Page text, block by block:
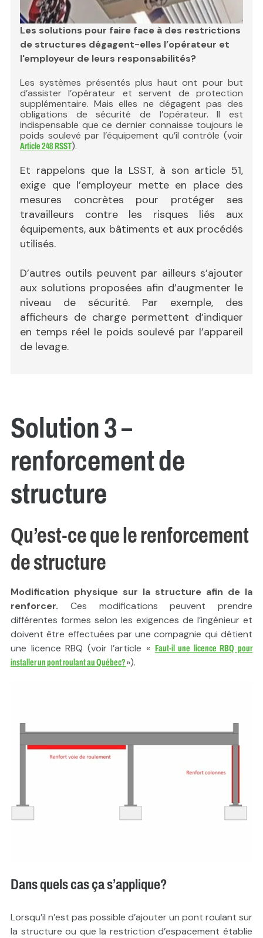
Les solutions pour faire face à des restrictions
de structures dégagent-elles l’opérateur et
l'employeur de leurs responsabilités?
Les systèmes présentés plus haut ont pour but
d’assister l’opérateur et servent de protection
supplémentaire. Mais elles ne dégagent pas des
obligations de sécurité de l’opérateur. Il est
indispensable que ce dernier connaisse toujours le
poids soulevé par l’équipement qu’il contrôle (voir
Article 248 RSST).
Et rappelons que la LSST, à son article 51,
exige que l’employeur mette en place des
mesures concrètes pour protéger ses
travailleurs contre les risques liés aux
équipements, aux bâtiments et aux procédés
utilisés.
D’autres outils peuvent par ailleurs s’ajouter
aux solutions proposées afin d’augmenter le
niveau de sécurité. Par exemple, des
afficheurs de charge permettent d’indiquer
en temps réel le poids soulevé par l’appareil
de levage.
Solution 3 –
renforcement de
structure
Qu’est-ce que le renforcement
de structure
Modification physique sur la structure afin de la
renforcer. Ces modifications peuvent prendre
différentes formes selon les exigences de l’ingénieur et
doivent être effectuées par une compagnie qui détient
une licence RBQ (voir l’article « Faut-il une licence RBQ pour
installer un pont roulant au Québec?»).
Dans quels cas ça s’applique?
Lorsqu’il n’est pas possible d’ajouter un pont roulant sur
la structure ou que la restriction d’espacement établie